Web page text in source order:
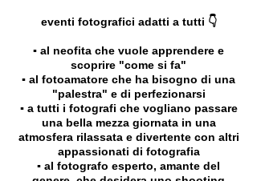
eventi fotografici adatti a tutti 👇
▪️ al neofita che vuole apprendere e
scoprire "come si fa"
▪️ al fotoamatore che ha bisogno di una
"palestra" e di perfezionarsi
▪️ a tutti i fotografi che vogliano passare
una bella mezza giornata in una
atmosfera rilassata e divertente con altri
appassionati di fotografia
▪️ al fotografo esperto, amante del